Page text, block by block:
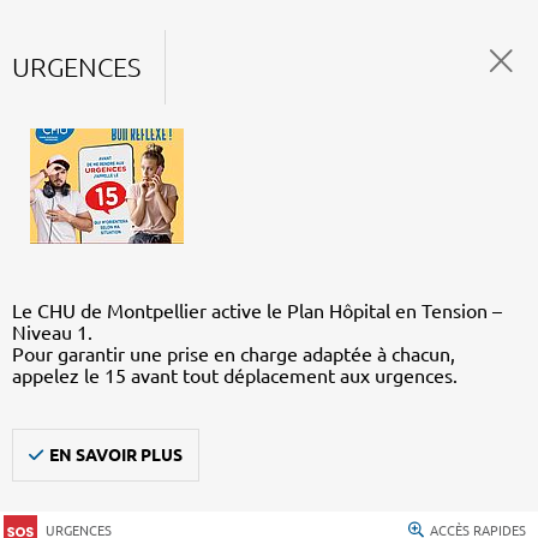
URGENCES
Le CHU de Montpellier active le Plan Hôpital en Tension –
Niveau 1.
Pour garantir une prise en charge adaptée à chacun,
appelez le 15 avant tout déplacement aux urgences.
EN SAVOIR PLUS
URGENCES ACCÈS RAPIDES